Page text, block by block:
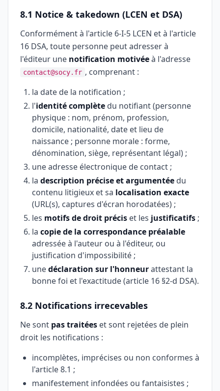
8.1 Notice & takedown (LCEN et DSA)
Conformément à l'article 6-I-5 LCEN et à l'article
16 DSA, toute personne peut adresser à
l'éditeur une notification motivéeà l'adresse
contact@socy.fr , comprenant :
la date de la notification ;
l'identité complète du notifiant (personne
physique : nom, prénom, profession,
domicile, nationalité, date et lieu de
naissance ; personne morale : forme,
dénomination, siège, représentant légal) ;
une adresse électronique de contact ;
la description précise et argumentée du
contenu litigieux et sa localisation exacte
(URL(s), captures d'écran horodatées) ;
les motifs de droit précis et les justificatifs ;
la copie de la correspondance préalable
adressée à l'auteur ou à l'éditeur, ou
justification d'impossibilité ;
unedéclaration sur l'honneurattestant la
bonne foi et l'exactitude (article 16 §2-d DSA).
8.2 Notifications irrecevables
Ne sont pas traitées et sont rejetées de plein
droit les notifications :
incomplètes, imprécises ou non conformes à
l'article 8.1 ;
manifestement infondées ou fantaisistes ;